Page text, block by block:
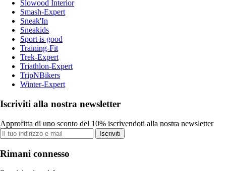
Slowood Interior
Smash-Expert
Sneak'In
Sneakids
Sport is good
Training-Fit
Trek-Expert
Triathlon-Expert
TripNBikers
Winter-Expert
Iscriviti alla nostra newsletter
Approfitta di uno sconto del 10% iscrivendoti alla nostra newsletter
Iscriviti
Rimani connesso